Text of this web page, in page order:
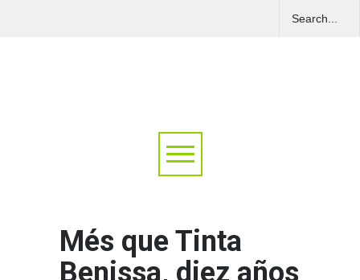
Més que Tinta
Benissa, diez años